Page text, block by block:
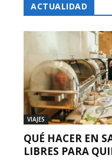
ACTUALIDAD
VIAJES
QUÉ HACER EN
LIBRES PARA